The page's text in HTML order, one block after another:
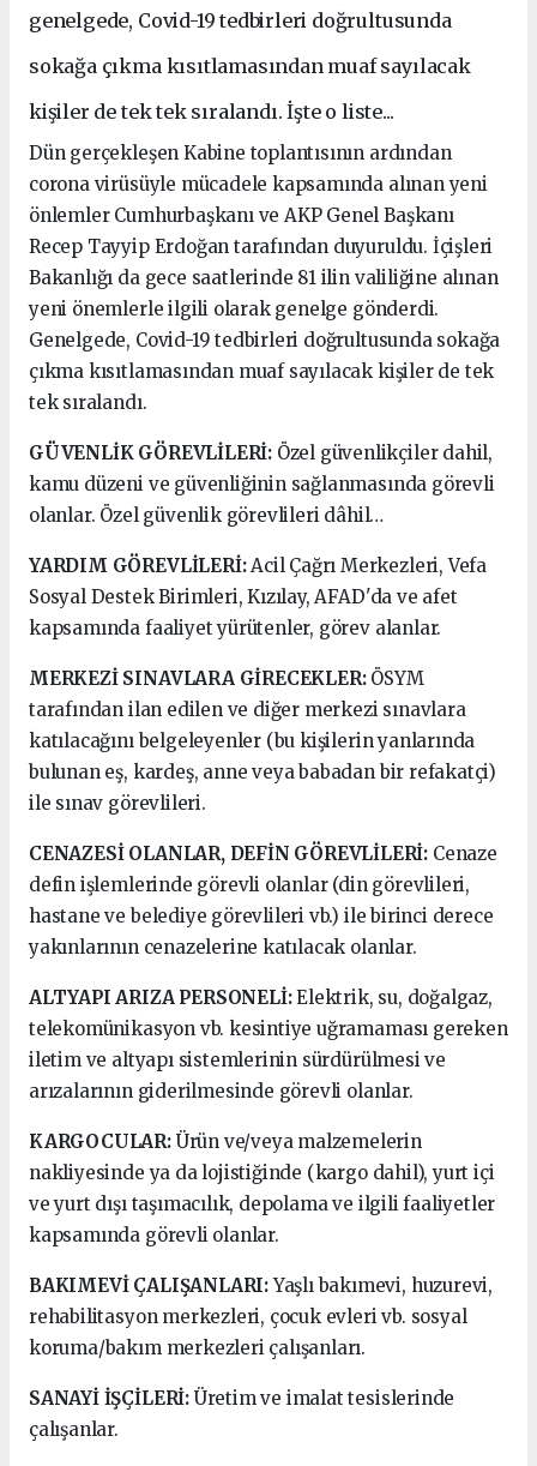
genelgede, Covid-19 tedbirleri doğrultusunda
sokağa çıkma kısıtlamasından muaf sayılacak
kişiler de tek tek sıralandı. İşte o liste...
Dün gerçekleşen Kabine toplantısının ardından
corona virüsüyle mücadele kapsamında alınan yeni
önlemler Cumhurbaşkanı ve AKP Genel Başkanı
Recep Tayyip Erdoğan tarafından duyuruldu. İçişleri
Bakanlığı da gece saatlerinde 81 ilin valiliğine alınan
yeni önemlerle ilgili olarak genelge gönderdi.
Genelgede, Covid-19 tedbirleri doğrultusunda sokağa
çıkma kısıtlamasından muaf sayılacak kişiler de tek
tek sıralandı.
GÜVENLİK GÖREVLİLERİ:Özel güvenlikçiler dahil,
kamu düzeni ve güvenliğinin sağlanmasında görevli
olanlar. Özel güvenlik görevlileri dâhil…
YARDIM GÖREVLİLERİ:Acil Çağrı Merkezleri, Vefa
Sosyal Destek Birimleri, Kızılay, AFAD'da ve afet
kapsamında faaliyet yürütenler, görev alanlar.
MERKEZİ SINAVLARA GİRECEKLER:ÖSYM
tarafından ilan edilen ve diğer merkezi sınavlara
katılacağını belgeleyenler (bu kişilerin yanlarında
bulunan eş, kardeş, anne veya babadan bir refakatçi)
ile sınav görevlileri.
CENAZESİ OLANLAR, DEFİN GÖREVLİLERİ: Cenaze
defin işlemlerinde görevli olanlar (din görevlileri,
hastane ve belediye görevlileri vb.) ile birinci derece
yakınlarının cenazelerine katılacak olanlar.
ALTYAPI ARIZA PERSONELİ:Elektrik, su, doğalgaz,
telekomünikasyon vb. kesintiye uğramaması gereken
iletim ve altyapı sistemlerinin sürdürülmesi ve
arızalarının giderilmesinde görevli olanlar.
KARGOCULAR:Ürün ve/veya malzemelerin
nakliyesinde ya da lojistiğinde (kargo dahil), yurt içi
ve yurt dışı taşımacılık, depolama ve ilgili faaliyetler
kapsamında görevli olanlar.
BAKIMEVİ ÇALIŞANLARI:Yaşlı bakımevi, huzurevi,
rehabilitasyon merkezleri, çocuk evleri vb. sosyal
koruma/bakım merkezleri çalışanları.
SANAYİ İŞÇİLERİ:Üretim ve imalat tesislerinde
çalışanlar.